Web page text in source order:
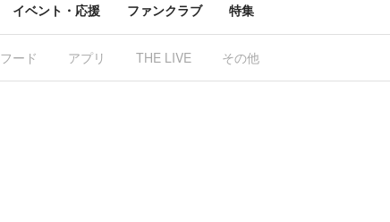
イベント・応援 ファンクラブ 特集
フード アプリ THE LIVE その他